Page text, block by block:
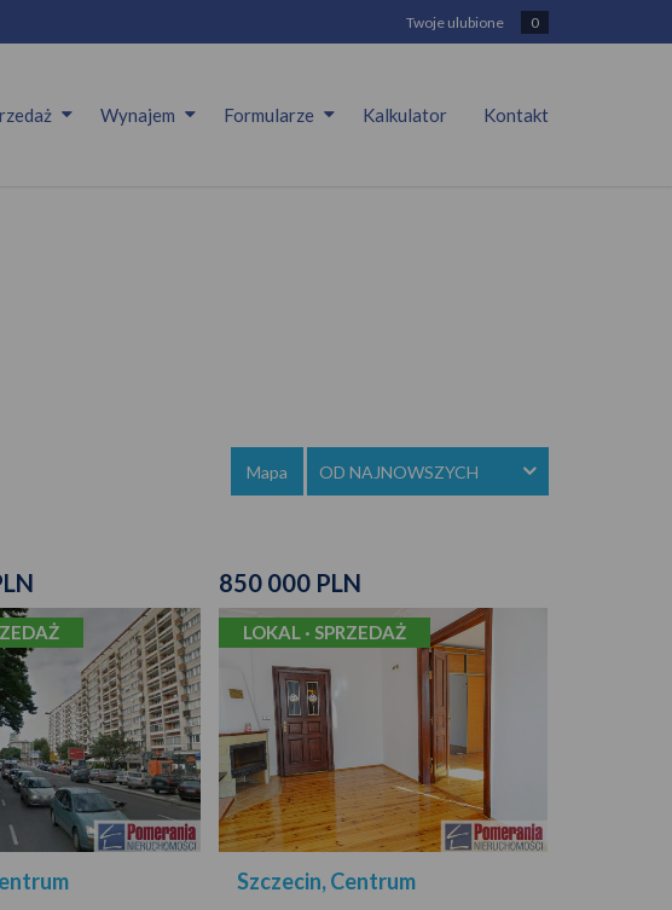
Twoje ulubione 0
Wynajem Formularze Kalkulator Kontakt
Mapa OD NAJNOWSZYCH
850 000 PLN
LOKAL · SPRZEDAŻ
Szczecin, Centrum